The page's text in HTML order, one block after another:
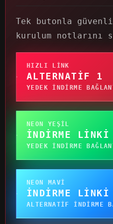
Tek butonla
kurulum notlarını
HIZLI LINK
ALTERNATIF 1
YEDEK INDIRME
NEON YEŞIL
İNDIRME
YEDEK INDIRME
NEON MAVI
İNDIRME
ALTERNATIF INDIRME